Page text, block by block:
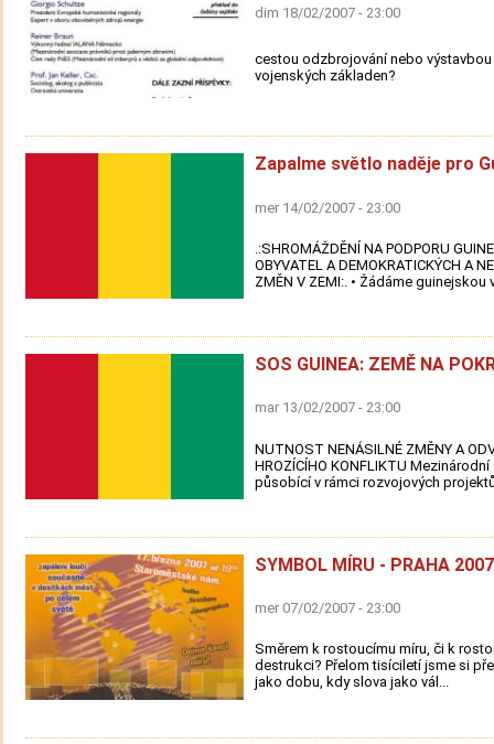
dim 18/02/2007 - 23:00
cestou odzbrojování nebo výstavbou
vojenských základen?
Zapalme světlo naděje pro
mer 14/02/2007 - 23:00
.:SHROMÁŽDĚNÍ NA PODPORU
OBYVATEL A DEMOKRATICKÝCH A
ZMĚN V ZEMI:. • Žádáme guinejskou
SOS GUINEA: ZEMĚ NA
mar 13/02/2007 - 23:00
NUTNOST NENÁSILNÉ ZMĚNY A
HROZÍCÍHO KONFLIKTU
působící v rámci rozvojových
SYMBOL MÍRU - PRAHA 2007
mer 07/02/2007 - 23:00
Směrem k rostoucímu míru, či k
destrukci? Přelom tisíciletí jsme si
jako dobu, kdy slova jako vál...